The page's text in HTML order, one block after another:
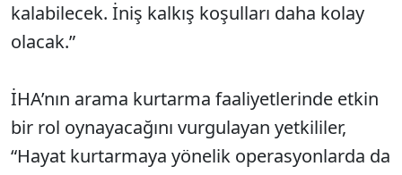
kalabilecek. İniş kalkış koşulları daha kolay
olacak.”
İHA’nın arama kurtarma faaliyetlerinde etkin
bir rol oynayacağını vurgulayan yetkililer,
“Hayat kurtarmaya yönelik operasyonlarda da